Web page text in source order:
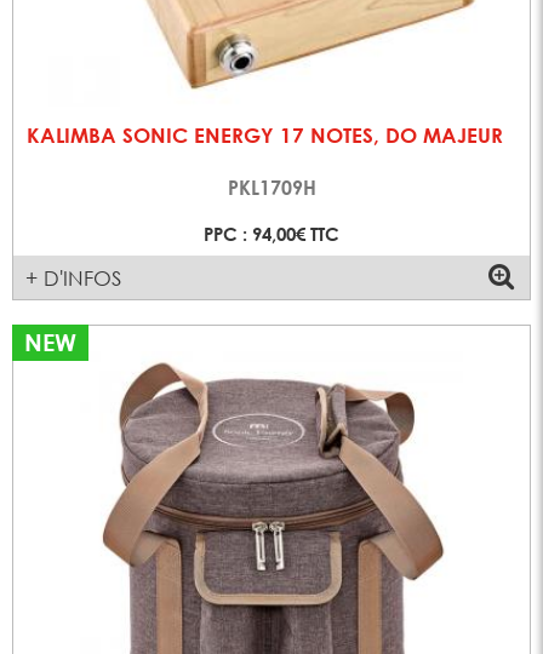
KALIMBA SONIC ENERGY 17 NOTES, DO MAJEUR
PKL1709H
PPC : 94,00€ TTC
+ D'INFOS
NEW